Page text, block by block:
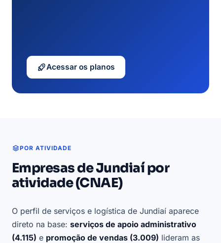
Acessar os planos
POR ATIVIDADE
Empresas de Jundiaí por
atividade (CNAE)
O perfil de serviços e logística de Jundiaí aparece
direto na base: serviços de apoio administrativo
(4.115) e promoção de vendas (3.009) lideram as